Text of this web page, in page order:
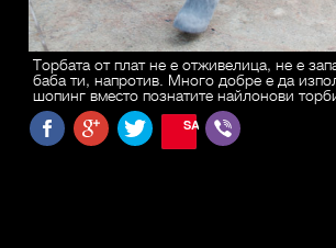
Торбата от плат не е отживелица, не е
баба ти, напротив. Много добре е да
шопинг вместо познатите найлонови
SAVE